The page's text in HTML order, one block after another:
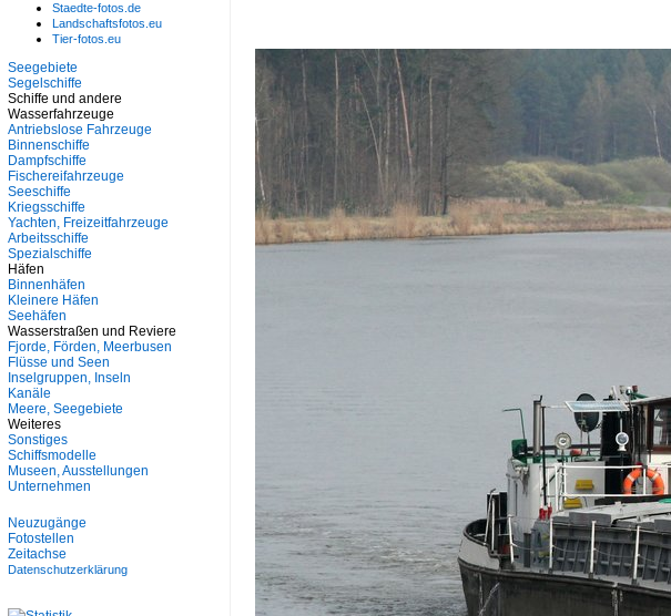
Staedte-fotos.de
Landschaftsfotos.eu
Tier-fotos.eu
Seegebiete
Segelschiffe
Schiffe und andere
Wasserfahrzeuge
Antriebslose Fahrzeuge
Binnenschiffe
Dampfschiffe
Fischereifahrzeuge
Seeschiffe
Kriegsschiffe
Yachten, Freizeitfahrzeuge
Arbeitsschiffe
Spezialschiffe
Häfen
Binnenhäfen
Kleinere Häfen
Seehäfen
Wasserstraßen und Reviere
Fjorde, Förden, Meerbusen
Flüsse und Seen
Inselgruppen, Inseln
Kanäle
Meere, Seegebiete
Weiteres
Sonstiges
Schiffsmodelle
Museen, Ausstellungen
Unternehmen
Neuzugänge
Fotostellen
Zeitachse
Datenschutzerklärung